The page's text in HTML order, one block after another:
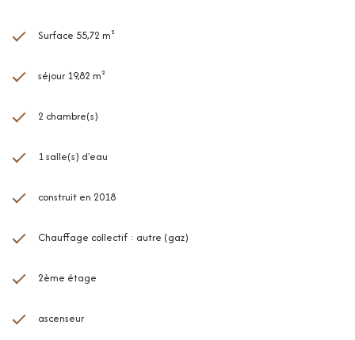
Surface 55,72 m²
séjour 19,82 m²
2 chambre(s)
1 salle(s) d'eau
construit en 2018
Chauffage collectif : autre (gaz)
2ème étage
ascenseur